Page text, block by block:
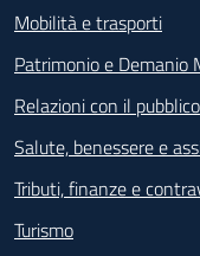
Mobilità e trasporti
Patrimonio e Demanio
Relazioni con il pubblico
Salute, benessere e
Tributi, finanze e
Turismo